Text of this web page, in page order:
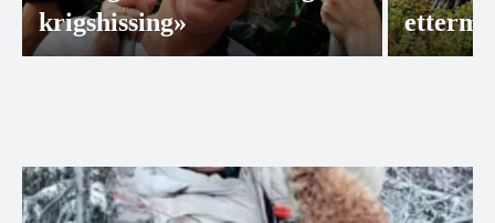
krigshissing»